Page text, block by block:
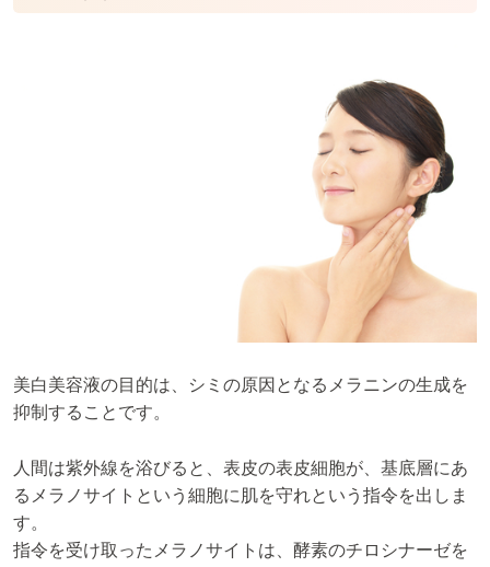
美白美容液の目的は、シミの原因となるメラニンの生成を
抑制することです。
人間は紫外線を浴びると、表皮の表皮細胞が、基底層にあ
るメラノサイトという細胞に肌を守れという指令を出しま
す。
指令を受け取ったメラノサイトは、酵素のチロシナーゼを